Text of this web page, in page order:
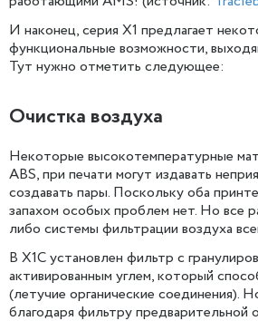
И наконец, серия X1 предлагает
функциональные возможности,
Тут нужно отметить следующее:
Очистка воздуха
Некоторые высокотемпературные
ABS, при печати могут издавать
создавать пары. Поскольку оба
запахом особых проблем нет. Но все
либо системы фильтрации воздуха
В X1C установлен фильтр с
активированным углем, который
(летучие органические соединения).
благодаря фильтру предварительной